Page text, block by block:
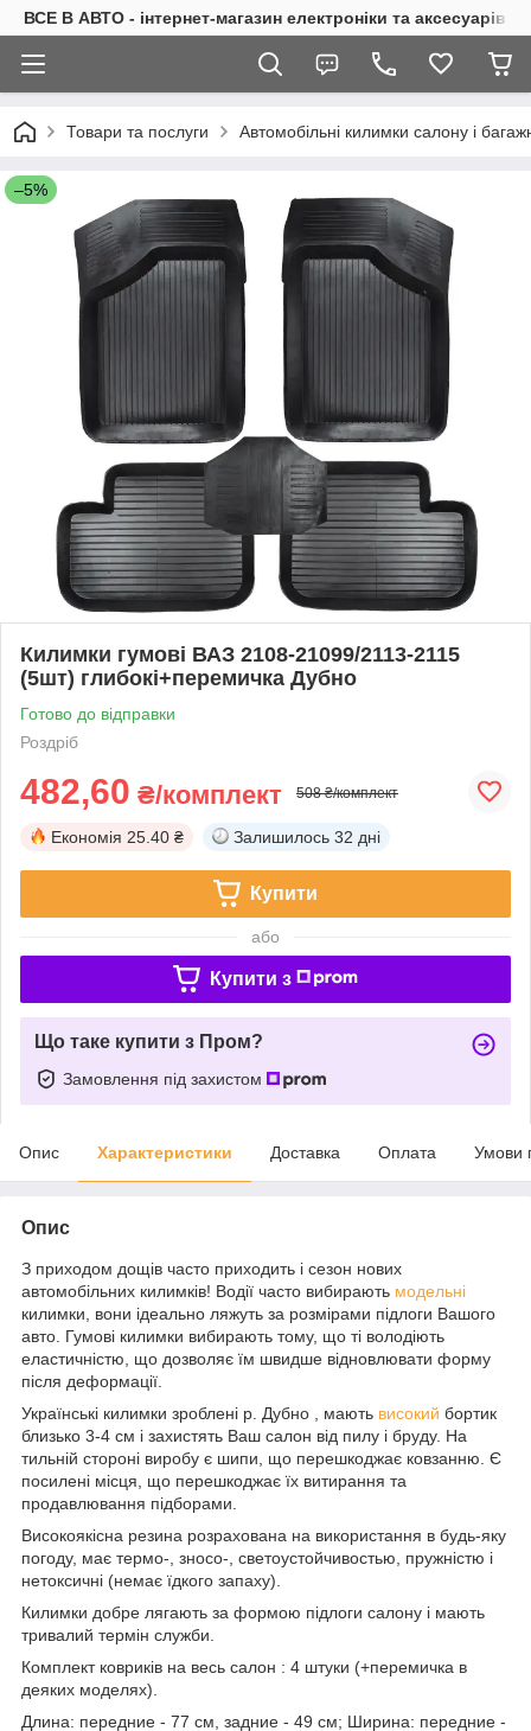
ВСЕ В АВТО - інтернет-магазин електроніки та аксесуарів в
Товари та послуги Автомобільні килимки салону і
–5%
Килимки гумові ВАЗ 2108-21099/2113-2115
(5шт) глибокі+перемичка Дубно
Готово до відправки
Роздріб
482,60 ₴/комплект 508 ₴/комплект
Економія 25.40 ₴ Залишилось 32 дні
Купити
або
Купити з
Що таке купити з Пром?
Замовлення під захистом
Опис Характеристики Доставка Оплата Умови
Опис
З приходом дощів часто приходить і сезон нових
автомобільних килимків! Водії часто вибирають модельні
килимки, вони ідеально ляжуть за розмірами підлоги Вашого
авто. Гумові килимки вибирають тому, що ті володіють
еластичністю, що дозволяє їм швидше відновлювати форму
після деформації.
Українські килимки зроблені р. Дубно , мають високий бортик
близько 3-4 см і захистять Ваш салон від пилу і бруду. На
тильній стороні виробу є шипи, що перешкоджає ковзанню. Є
посилені місця, що перешкоджає їх витирання та
продавлювання підборами.
Високоякісна резина розрахована на використання в будь-яку
погоду, має термо-, зносо-, светоустойчивостью, пружністю і
нетоксичні (немає їдкого запаху).
Килимки добре лягають за формою підлоги салону і мають
тривалий термін служби.
Комплект ковриків на весь салон : 4 штуки (+перемичка в
деяких моделях).
Длина: передние - 77 см, задние - 49 см; Ширина: передние -